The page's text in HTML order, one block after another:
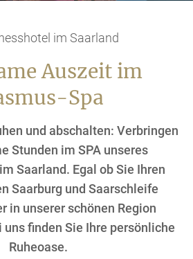
im Saarland
Auszeit im
Spa
und abschalten: Verbringen
Stunden im SPA unseres
Saarland. Egal ob Sie Ihren
Saarburg und Saarschleife
in unserer schönen Region
uns finden Sie Ihre persönliche
Ruheoase.